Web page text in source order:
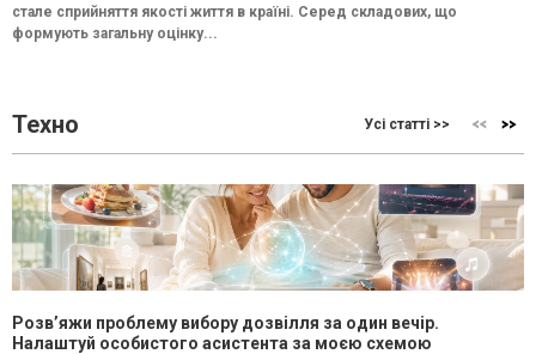
стале сприйняття якості життя в країні. Серед складових, що
формують загальну оцінку...
Техно Усі статті >>
Розв’яжи проблему вибору дозвілля за один вечір.
Налаштуй особистого асистента за моєю схемою